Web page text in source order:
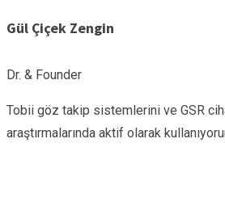
Gül Çiçek Zengin
Dr. & Founder
Tobii göz takip sistemlerini ve GSR
araştırmalarında aktif olarak